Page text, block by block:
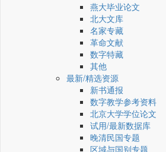
燕大毕业论文
北大文库
名家专藏
革命文献
数字特藏
其他
最新/精选资源
新书通报
数字教学参考资料
北京大学学位论文
试用/最新数据库
晚清民国专题
区域与国别专题